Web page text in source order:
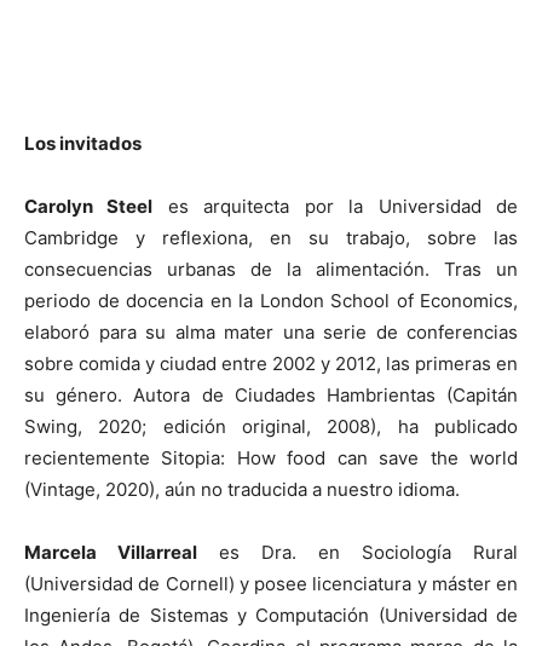
Los invitados
Carolyn Steel es arquitecta por la Universidad de
Cambridge y reflexiona, en su trabajo, sobre las
consecuencias urbanas de la alimentación. Tras un
periodo de docencia en la London School of Economics,
elaboró para su alma mater una serie de conferencias
sobre comida y ciudad entre 2002 y 2012, las primeras en
su género. Autora de Ciudades Hambrientas (Capitán
Swing, 2020; edición original, 2008), ha publicado
recientemente Sitopia: How food can save the world
(Vintage, 2020), aún no traducida a nuestro idioma.
Marcela Villarreal es Dra. en Sociología Rural
(Universidad de Cornell) y posee licenciatura y máster en
Ingeniería de Sistemas y Computación (Universidad de